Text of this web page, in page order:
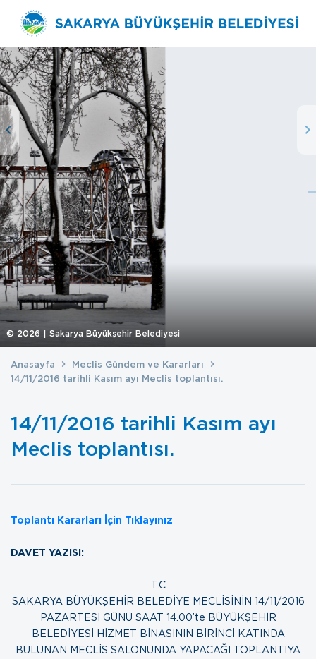
© 2026 | Sakarya Büyükşehir Belediyesi
Anasayfa
Meclis Gündem ve Kararları
14/11/2016 tarihli Kasım ayı Meclis toplantısı.
14/11/2016 tarihli Kasım ayı
Meclis toplantısı.
Toplantı Kararları İçin Tıklayınız
DAVET YAZISI:
T.C
SAKARYA BÜYÜKŞEHİR BELEDİYE MECLİSİNİN 14/11/2016
PAZARTESİ GÜNÜ SAAT 14.00’te BÜYÜKŞEHİR
BELEDİYESİ HİZMET BİNASININ BİRİNCİ KATINDA
BULUNAN MECLİS SALONUNDA YAPACAĞI TOPLANTIYA